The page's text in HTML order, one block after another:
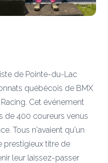
de Pointe-du-Lac
québécois de BMX
Cet événement
de 400 coureurs venus
Tous n'avaient qu'un
prestigieux titre de
leur laissez-passer